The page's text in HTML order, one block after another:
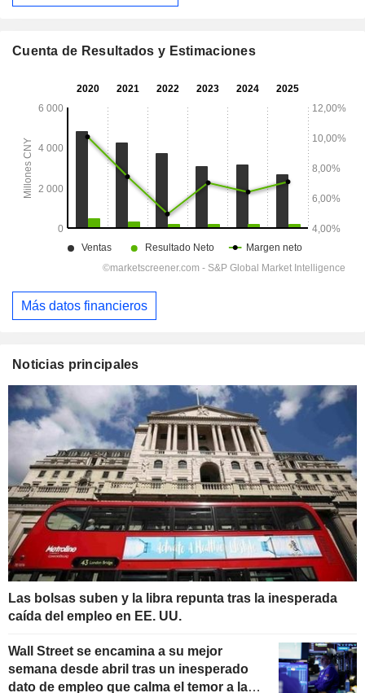
Cuenta de Resultados y Estimaciones
Más datos financieros
Noticias principales
Las bolsas suben y la libra repunta tras la inesperada
caída del empleo en EE. UU.
Wall Street se encamina a su mejor
semana desde abril tras un inesperado
dato de empleo que calma el temor a las